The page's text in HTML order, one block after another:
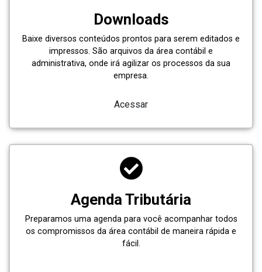
Downloads
Baixe diversos conteúdos prontos para serem editados e
impressos. São arquivos da área contábil e
administrativa, onde irá agilizar os processos da sua
empresa.
Acessar
Agenda Tributária
Preparamos uma agenda para você acompanhar todos
os compromissos da área contábil de maneira rápida e
fácil.